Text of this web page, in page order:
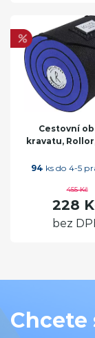
Cestovní
kravatu,
94 ks do 4-5
455 Kč
228
bez
Chcete